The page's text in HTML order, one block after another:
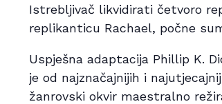
Istrebljivač likvidirati četvoro
replikanticu Rachael, počne
Uspješna adaptacija Phillip K.
je od najznačajnijih i
žanrovski okvir maestralno